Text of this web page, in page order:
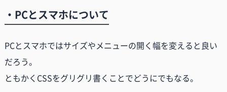
・PCとスマホについて
PCとスマホではサイズやメニューの開く幅を変えると良い
だろう。
ともかくCSSをグリグリ書くことでどうにでもなる。